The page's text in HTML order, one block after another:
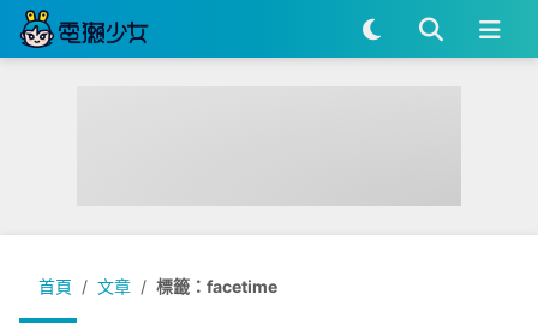
首頁 文章 標籤：facetime